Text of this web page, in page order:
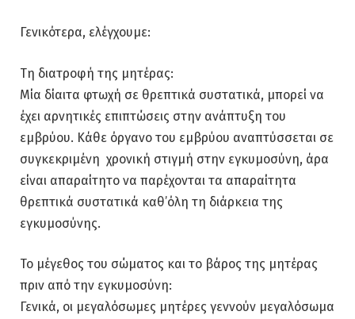
Γενικότερα, ελέγχουμε:
Τη διατροφή της μητέρας:
Μία δίαιτα φτωχή σε θρεπτικά συστατικά, μπορεί να
έχει αρνητικές επιπτώσεις στην ανάπτυξη του
εμβρύου. Κάθε όργανο του εμβρύου αναπτύσσεται σε
συγκεκριμένη χρονική στιγμή στην εγκυμοσύνη, άρα
είναι απαραίτητο να παρέχονται τα απαραίτητα
θρεπτικά συστατικά καθ’όλη τη διάρκεια της
εγκυμοσύνης.
Το μέγεθος του σώματος και το βάρος της μητέρας
πριν από την εγκυμοσύνη:
Γενικά, οι μεγαλόσωμες μητέρες γεννούν μεγαλόσωμα